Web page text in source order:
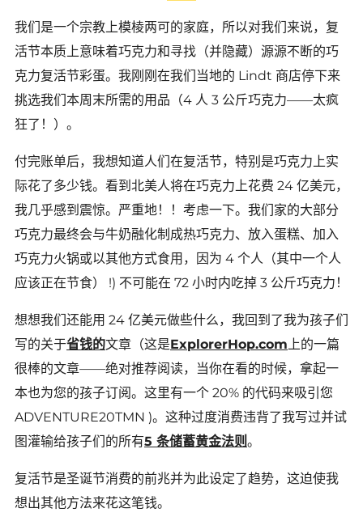
我们是一个宗教上模棱两可的家庭，所以对我们来说，复
活节本质上意味着巧克力和寻找（并隐藏）源源不断的巧
克力复活节彩蛋。我刚刚在我们当地的 Lindt 商店停下来
挑选我们本周末所需的用品（4 人 3 公斤巧克力——太疯
狂了！）。
付完账单后，我想知道人们在复活节，特别是巧克力上实
际花了多少钱。看到北美人将在巧克力上花费 24 亿美元，
我几乎感到震惊。严重地！！考虑一下。我们家的大部分
巧克力最终会与牛奶融化制成热巧克力、放入蛋糕、加入
巧克力火锅或以其他方式食用，因为 4 个人（其中一个人
应该正在节食） !) 不可能在 72 小时内吃掉 3 公斤巧克力！
想想我们还能用 24 亿美元做些什么，我回到了我为孩子们
写的关于省钱的文章（这是ExplorerHop.com上的一篇
很棒的文章——绝对推荐阅读，当你在看的时候，拿起一
本也为您的孩子订阅。这里有一个 20% 的代码来吸引您
ADVENTURE20TMN )。这种过度消费违背了我写过并试
图灌输给孩子们的所有5 条储蓄黄金法则。
复活节是圣诞节消费的前兆并为此设定了趋势，这迫使我
想出其他方法来花这笔钱。